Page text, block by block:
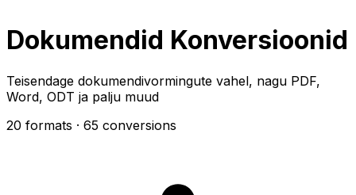
Dokumendid Konversioonid
Teisendage dokumendivormingute vahel, nagu PDF,
Word, ODT ja palju muud
20 formats · 65 conversions